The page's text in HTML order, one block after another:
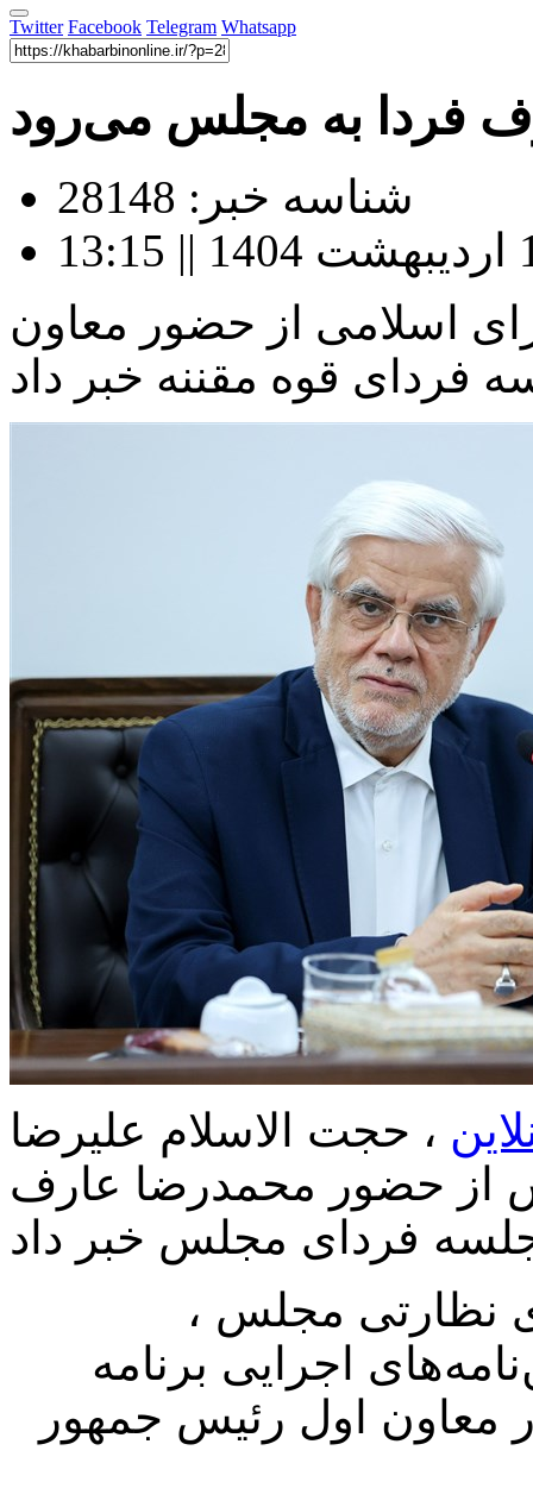
Twitter Facebook Telegram Whatsapp
فردا به مجلس می‌رود
شناسه خبر: 28148
اسلامی از حضور معاون
، حجت الاسلام علیرضا
از حضور محمدرضا عارف
نظارتی مجلس ،
اجرایی برنامه
معاون اول رئیس جمهور